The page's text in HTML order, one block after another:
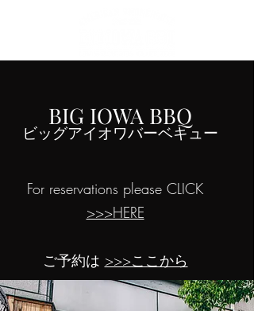
BIG IOWA BBQ
ビッグアイオワバーベキュー
For reservations please CLICK
>>>HERE
ご予約は >>>ここから